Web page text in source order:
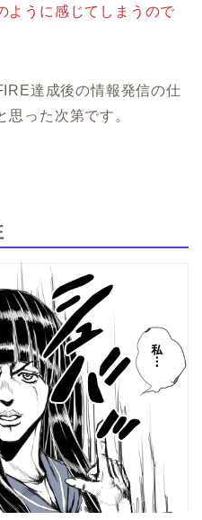
ように感じてしまうので
達成後の情報発信の仕
った次第です。